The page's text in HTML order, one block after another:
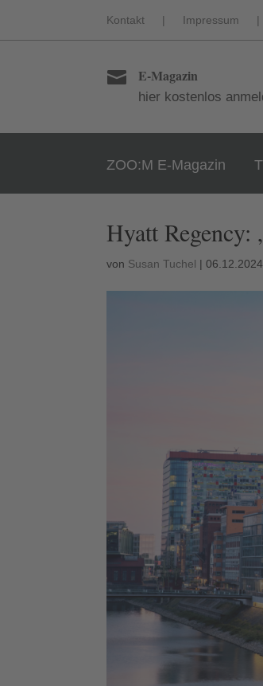
Kontakt | Impressum |
 E-Magazin
hier kostenlos
ZOO:M E-Magazin
Hyatt
von Susan Tuchel |06.12.2024